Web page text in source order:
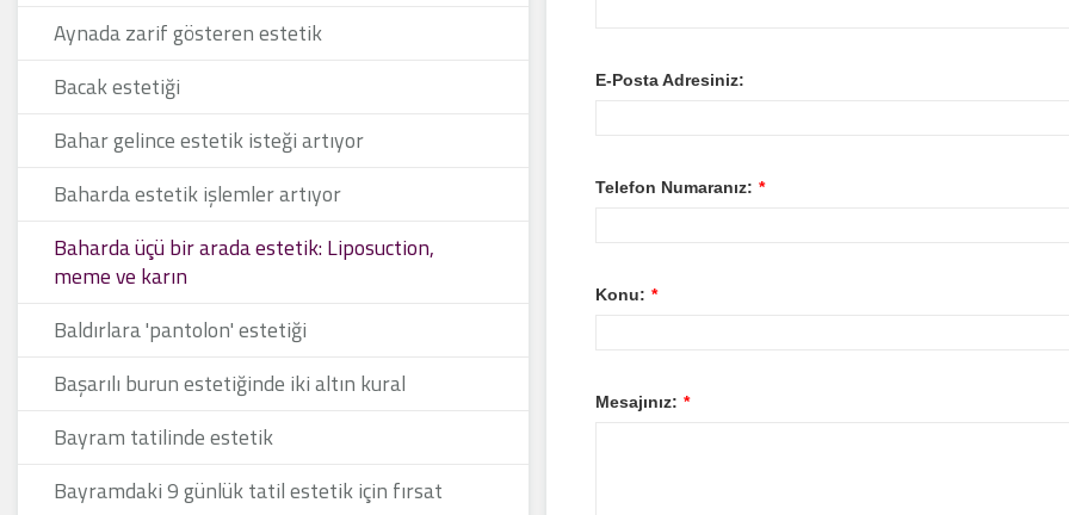
E-Posta Adresiniz:
Telefon Numaranız: *
Konu: *
Mesajınız: *
Aynada zarif gösteren estetik
Bacak estetiği
Bahar gelince estetik isteği artıyor
Baharda estetik işlemler artıyor
Baharda üçü bir arada estetik: Liposuction,
meme ve karın
Baldırlara 'pantolon' estetiği
Başarılı burun estetiğinde iki altın kural
Bayram tatilinde estetik
Bayramdaki 9 günlük tatil estetik için fırsat